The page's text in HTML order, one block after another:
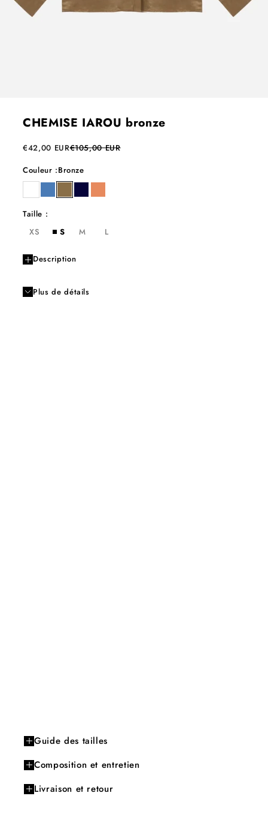
CHEMISE IAROU bronze
Prix de vente
€42,00 EURPrix normal
€105,00 EUR
Couleur :Bronze
blancazurbronzenightmangue
Taille :
XS
S M L
Description
Plus de détails
Guide des tailles
Composition et entretien
Livraison et retour